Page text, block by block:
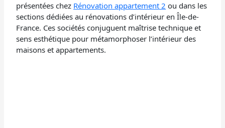
présentées chez Rénovation appartement 2 ou dans les
sections dédiées au rénovations d’intérieur en Île-de-
France. Ces sociétés conjuguent maîtrise technique et
sens esthétique pour métamorphoser l’intérieur des
maisons et appartements.